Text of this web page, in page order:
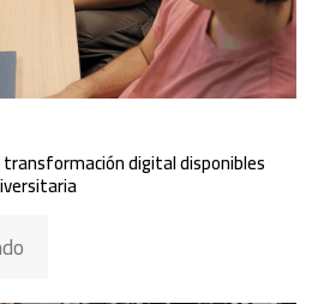
digital disponibles